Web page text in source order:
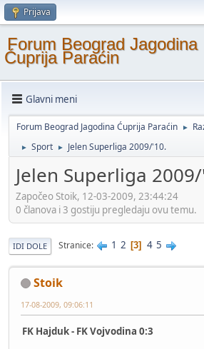
Prijava
Forum Beograd Jagodina
Ćuprija Paraćin
Glavni meni
Forum Beograd Jagodina Ćuprija Paraćin ►
► Sport ► Jelen Superliga 2009/'10.
Jelen Superliga
Započeo Stoik, 12-03-2009, 23:44:24
0 članova i 3 gostiju pregledaju ovu temu.
IDI DOLE Stranice 1 2 3 4 5
Stoik
17-08-2009, 09:06:11
FK Hajduk - FK Vojvodina 0:3